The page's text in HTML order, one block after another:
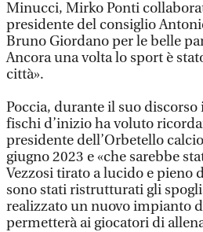
Minucci, Mirko Ponti
presidente del consiglio
Bruno Giordano per le belle
Ancora una volta lo sport è
città».
Poccia, durante il suo
fischi d’inizio ha voluto
presidente dell’Orbetello
giugno 2023 e «che sarebbe
Vezzosi tirato a lucido e pieno
sono stati ristrutturati gli
realizzato un nuovo impianto
permetterà ai giocatori di